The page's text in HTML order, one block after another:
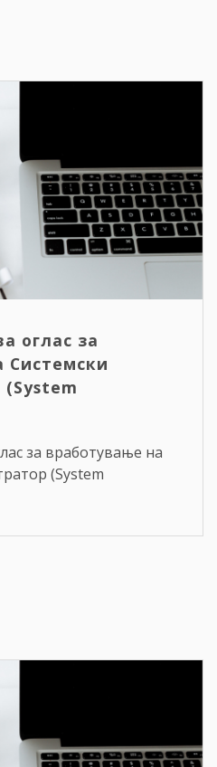
оглас за
Системски
за вработување на
(System